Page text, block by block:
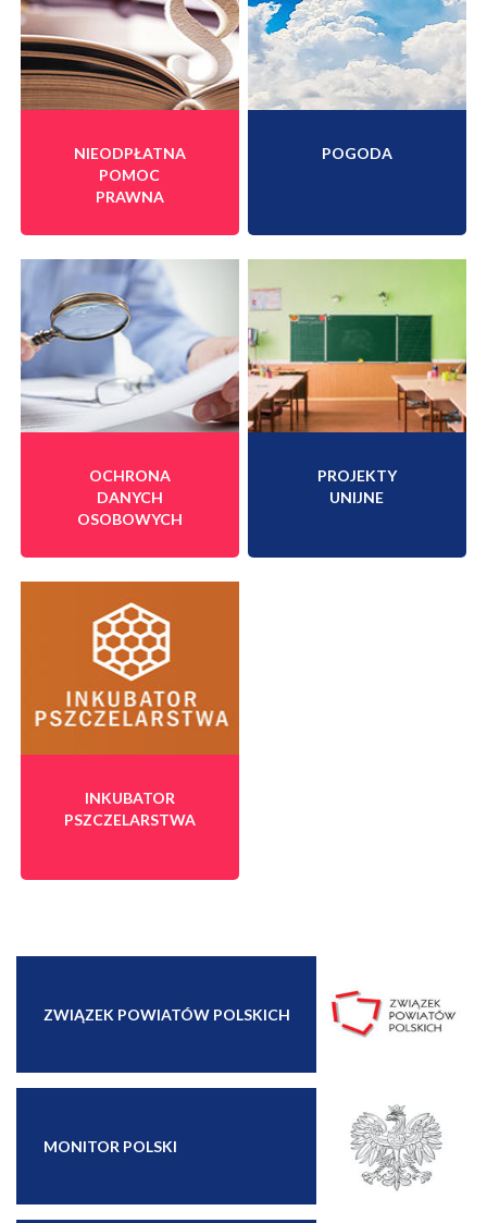
NIEODPŁATNA
POMOC
PRAWNA
POGODA
OCHRONA
DANYCH
OSOBOWYCH
PROJEKTY
UNIJNE
INKUBATOR
PSZCZELARSTWA
ZWIĄZEK POWIATÓW POLSKICH
MONITOR POLSKI